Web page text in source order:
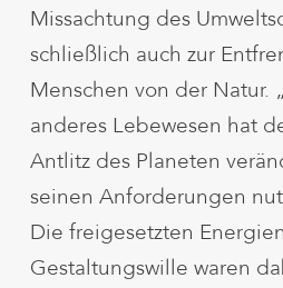
Missachtung des
schließlich auch zur
Menschen von der Natur.
anderes Lebewesen hat
Antlitz des Planeten
seinen Anforderungen
Die freigesetzten
Gestaltungswille waren